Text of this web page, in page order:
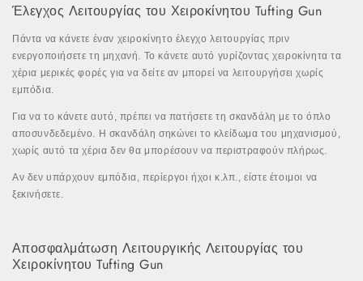
Έλεγχος Λειτουργίας του Χειροκίνητου Tufting Gun
Πάντα να κάνετε έναν χειροκίνητο έλεγχο λειτουργίας πριν
ενεργοποιήσετε τη μηχανή. Το κάνετε αυτό γυρίζοντας χειροκίνητα τα
χέρια μερικές φορές για να δείτε αν μπορεί να λειτουργήσει χωρίς
εμπόδια.
Για να το κάνετε αυτό, πρέπει να πατήσετε τη σκανδάλη με το όπλο
αποσυνδεδεμένο. Η σκανδάλη σηκώνει το κλείδωμα του μηχανισμού,
χωρίς αυτό τα χέρια δεν θα μπορέσουν να περιστραφούν πλήρως.
Αν δεν υπάρχουν εμπόδια, περίεργοι ήχοι κ.λπ., είστε έτοιμοι να
ξεκινήσετε.
Αποσφαλμάτωση Λειτουργικής Λειτουργίας του
Χειροκίνητου Tufting Gun